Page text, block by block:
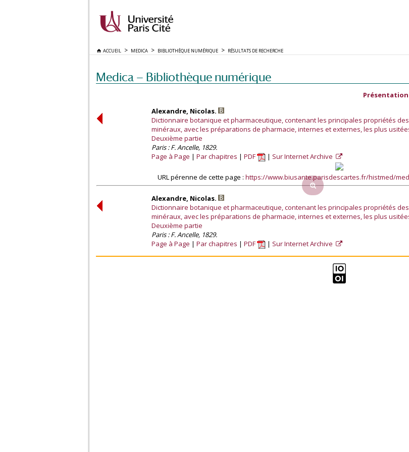
ACCUEIL MEDICA BIBLIOTHÈQUE NUMÉRIQUE RÉSULTATS DE RECHERCHE
Medica — Bibliothèque numérique
Présentation
Alexandre, Nicolas.
Dictionnaire botanique et pharmaceutique, contenant les principales propriétés
minéraux, avec les préparations de pharmacie, internes et externes, les plus
Deuxième partie
Paris : F. Ancelle, 1829.
Page à Page
Par chapitres PDF Sur Internet Archive
URL pérenne de cette page : https://www.biusante.parisdescartes.fr/histmed/
Alexandre, Nicolas.
Dictionnaire botanique et pharmaceutique, contenant les principales propriétés
minéraux, avec les préparations de pharmacie, internes et externes, les plus
Deuxième partie
Paris : F. Ancelle, 1829.
Page à Page
Par chapitres PDF Sur Internet Archive